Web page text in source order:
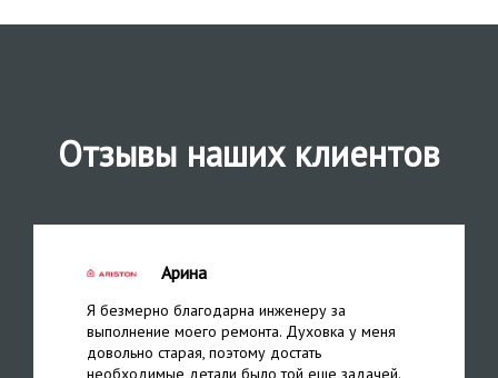
Отзывы наших клиентов
Арина
Я безмерно благодарна инженеру за
выполнение моего ремонта. Духовка у меня
довольно старая, поэтому достать
необходимые детали было той еще задачей.